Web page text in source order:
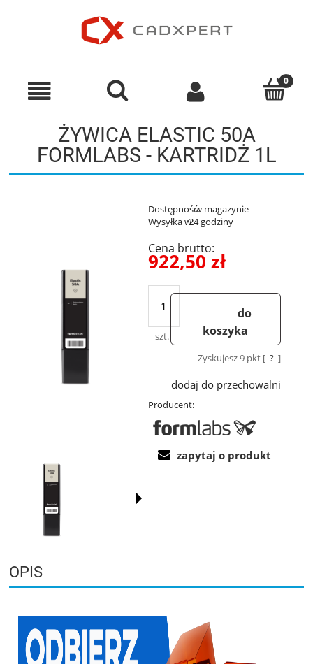
ŻYWICA ELASTIC 50A
FORMLABS - KARTRIDŻ 1L
Dostępność:w magazynie
Wysyłka w:24 godziny
Cena brutto:
922,50 zł
szt.
do
koszyka
Zyskujesz9pkt [ ? ]
dodaj do przechowalni
Producent:
zapytaj o produkt
OPIS